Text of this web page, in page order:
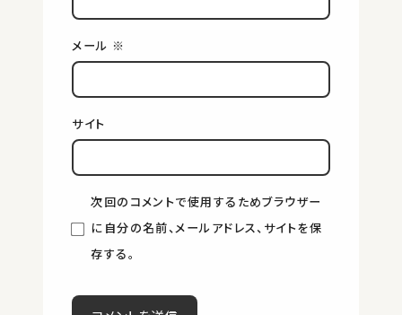
メール ※
サイト
次回のコメントで使用するためブラウザー
に自分の名前、メールアドレス、サイトを保
存する。